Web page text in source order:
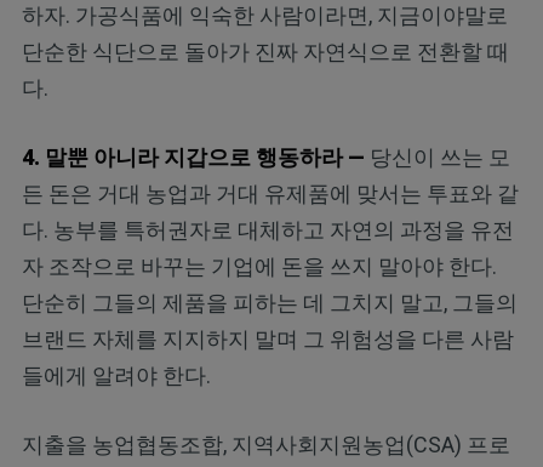
하자. 가공식품에 익숙한 사람이라면, 지금이야말로
단순한 식단으로 돌아가 진짜 자연식으로 전환할 때
다.
4. 말뿐 아니라 지갑으로 행동하라 — 당신이 쓰는 모
든 돈은 거대 농업과 거대 유제품에 맞서는 투표와 같
다. 농부를 특허권자로 대체하고 자연의 과정을 유전
자 조작으로 바꾸는 기업에 돈을 쓰지 말아야 한다.
단순히 그들의 제품을 피하는 데 그치지 말고, 그들의
브랜드 자체를 지지하지 말며 그 위험성을 다른 사람
들에게 알려야 한다.
지출을 농업협동조합, 지역사회지원농업(CSA) 프로